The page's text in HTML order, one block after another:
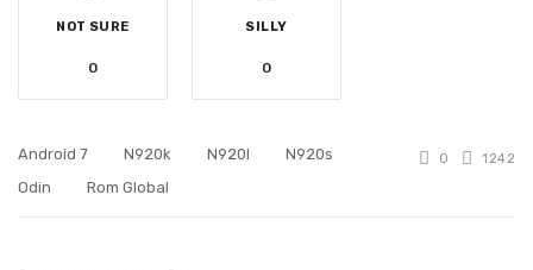
NOT SURE
0
SILLY
0
Android 7 N920k N920l
N920s
Odin
Rom Global
0 1242